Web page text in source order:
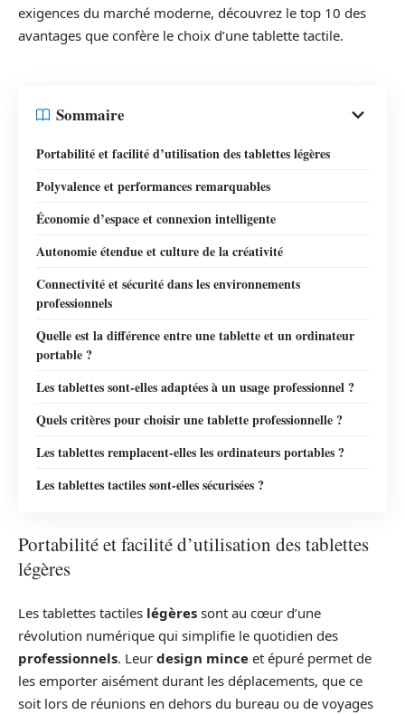
exigences du marché moderne, découvrez le top 10 des
avantages que confère le choix d’une tablette tactile.
Sommaire
Portabilité et facilité d’utilisation des tablettes légères
Polyvalence et performances remarquables
Économie d’espace et connexion intelligente
Autonomie étendue et culture de la créativité
Connectivité et sécurité dans les environnements
professionnels
Quelle est la différence entre une tablette et un ordinateur
portable ?
Les tablettes sont-elles adaptées à un usage professionnel ?
Quels critères pour choisir une tablette professionnelle ?
Les tablettes remplacent-elles les ordinateurs portables ?
Les tablettes tactiles sont-elles sécurisées ?
Portabilité et facilité d’utilisation des tablettes
légères
Les tablettes tactiles légères sont au cœur d’une
révolution numérique qui simplifie le quotidien des
professionnels. Leur design mince et épuré permet de
les emporter aisément durant les déplacements, que ce
soit lors de réunions en dehors du bureau ou de voyages